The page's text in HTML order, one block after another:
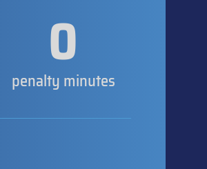
0
penalty minutes